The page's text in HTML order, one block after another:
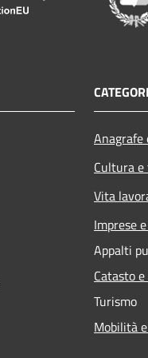
Cultura
Vita
Imprese
Appalti
Catasto
Turismo
Mobilità